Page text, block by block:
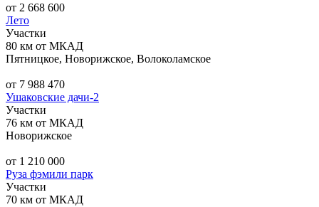
от 2 668 600
Лето
Участки
80 км от МКАД
Пятницкое, Новорижское, Волоколамское
от 7 988 470
Ушаковские дачи-2
Участки
76 км от МКАД
Новорижское
от 1 210 000
Руза фэмили парк
Участки
70 км от МКАД